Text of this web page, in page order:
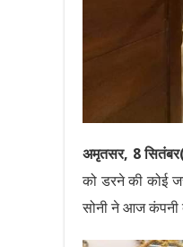
अमृतसर, 8
को डरने की कोई
सोनी ने आज कंपनी